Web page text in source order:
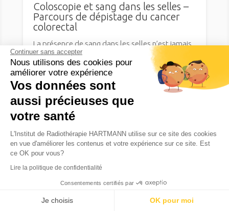
Continuer sans accepter
Nous utilisons des cookies pour
améliorer votre expérience
Vos données sont
aussi précieuses que
votre santé
L'Institut de Radiothérapie HARTMANN utilise sur ce site des cookies
en vue d'améliorer les contenus et votre expérience sur ce site. Est
ce OK pour vous?
Lire la politique de confidentialité
Consentements certifiés par
Je choisis OK pour moi
Coloscopie et sang dans les selles –
Parcours de dépistage du cancer
colorectal
La présence de sang dans les selles n’est jamais
anodine. Elle peut provenir d’une simple lésion
bénigne, mais peut...
13 JUILLET 2026